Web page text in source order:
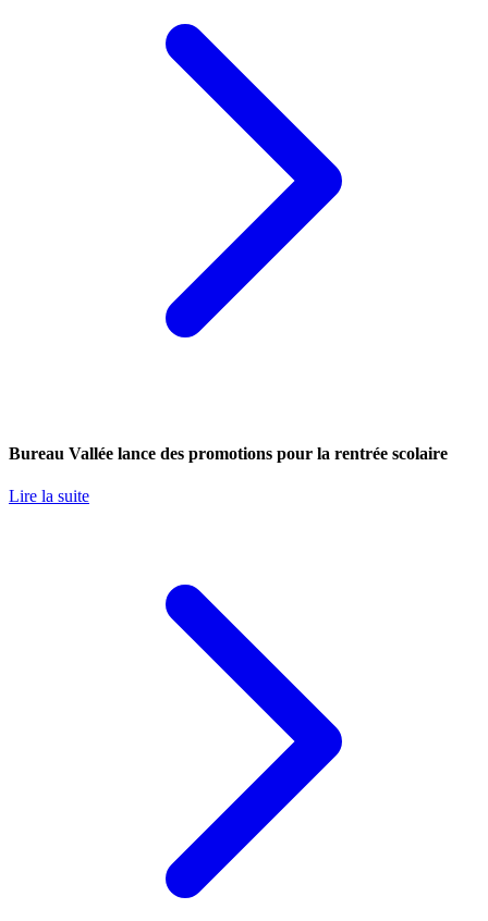
Bureau Vallée lance des promotions pour la rentrée scolaire
Lire la suite